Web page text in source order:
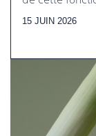
15 JUIN 2026